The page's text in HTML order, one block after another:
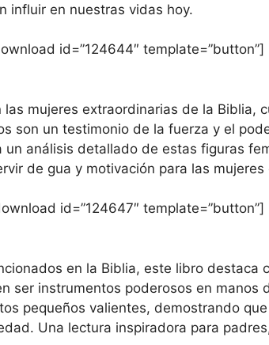
influir en nuestras vidas hoy.
id=”124644″ template=”button”]
las mujeres extraordinarias de la Biblia,
son un testimonio de la fuerza y el
un análisis detallado de estas figuras
de gua y motivación para las mujeres
id=”124647″ template=”button”]
en la Biblia, este libro destaca
ser instrumentos poderosos en manos
pequeños valientes, demostrando
Una lectura inspiradora para